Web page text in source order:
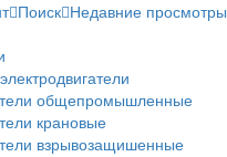
Поиск Недавние просмотры
общепромышленные
крановые
взрывозащишенные